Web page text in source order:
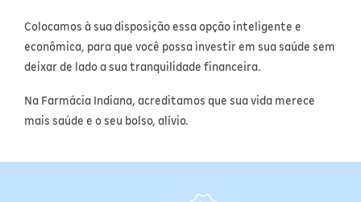
Colocamos à sua disposição essa opção inteligente e
econômica, para que você possa investir em sua saúde sem
deixar de lado a sua tranquilidade financeira.
Na Farmácia Indiana, acreditamos que sua vida merece
mais saúde e o seu bolso, alívio.